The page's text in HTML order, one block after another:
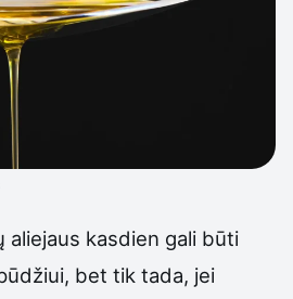
aliejaus kasdien gali būti
bet tik tada, jei